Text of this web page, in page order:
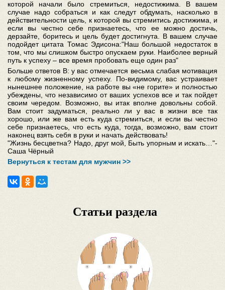
которой начали было стремиться, недостижима. В вашем
случае надо собраться и как следут обдумать, насколько в
действительности цель, к которой вы стремитись достижима, и
если вы честно себе признаетесь, что ее можно достичь,
дерзайте, боритесь и цель будет достигнута. В вашем случае
подойдет цитата Томас Эдисона:"Наш большой недостаток в
том, что мы слишком быстро опускаем руки. Наиболее верный
путь к успеху – все время пробовать еще один раз"
Больше ответов В: у вас отмечается весьма слабая мотивация
к любому жизненному успеху. По-видимому, вас устраивает
нынешнее положение, на работе вы «не горите» и полностью
убеждены, что независимо от ваших успехов все и так пойдет
своим чередом. Возможно, вы итак вполне довольны собой.
Вам стоит задуматься, реально ли у вас в жизни все так
хорошо, или же вам есть куда стремиться, и если вы честно
себе признаетесь, что есть куда, тогда, возможно, вам стоит
наконец взять себя в руки и начать действовать!
"Жизнь бесцветна? Надо, друг мой, Быть упорным и искать…"-
Саша Чёрный
Вернуться к тестам для мужчин >>
Статьи раздела